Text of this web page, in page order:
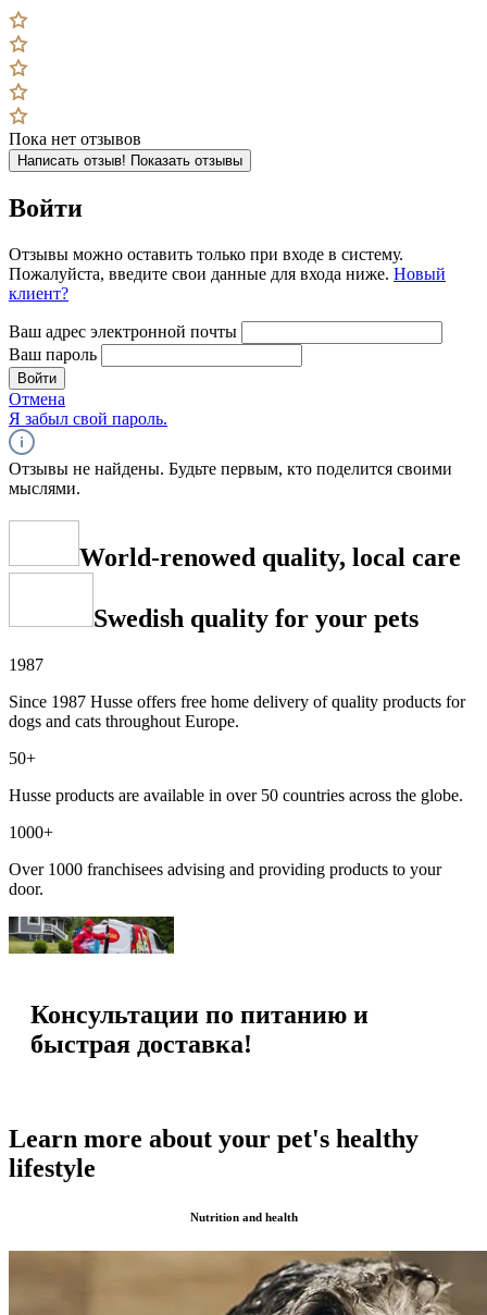
Пока нет отзывов
Написать отзыв! Показать отзывы
Войти
Отзывы можно оставить только при входе в систему.
Пожалуйста, введите свои данные для входа ниже. Новый
клиент?
Ваш адрес электронной почты
Ваш пароль
Войти
Отмена
Я забыл свой пароль.
Отзывы не найдены. Будьте первым, кто поделится своими
мыслями.
World-renowed quality, local care
Swedish quality for your pets
1987
Since 1987 Husse offers free home delivery of quality products for
dogs and cats throughout Europe.
50+
Husse products are available in over 50 countries across the globe.
1000+
Over 1000 franchisees advising and providing products to your
door.
Консультации по питанию и
быстрая доставка!
Learn more about your pet's healthy
lifestyle
Nutrition and health